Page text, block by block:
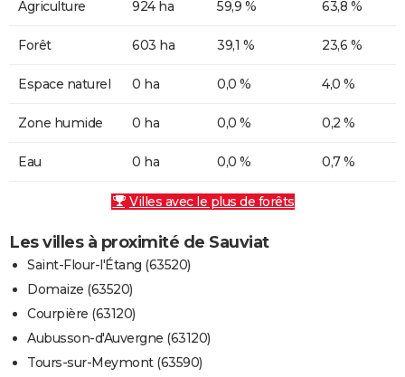
Agriculture 924 ha 59,9 % 63,8 %
Forêt 603 ha 39,1 % 23,6 %
Espace naturel 0 ha 0,0 % 4,0 %
Zone humide 0 ha 0,0 % 0,2 %
Eau 0 ha 0,0 % 0,7 %
Villes avec le plus de forêts
Les villes à proximité de Sauviat
Saint-Flour-l'Étang (63520)
Domaize (63520)
Courpière (63120)
Aubusson-d'Auvergne (63120)
Tours-sur-Meymont (63590)